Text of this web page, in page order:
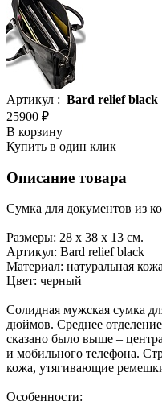
Артикул : Bard relief black
25900 ₽
В корзину
Купить в один клик
Описание товара
Сумка для документов из
Размеры: 28 х 38 х 13 см.
Артикул: Bard relief black
Материал: натуральная кожа
Цвет: черный
Солидная мужская сумка
дюймов. Среднее
сказано было выше –
и мобильного телефона.
кожа, утягивающие
Особенности: